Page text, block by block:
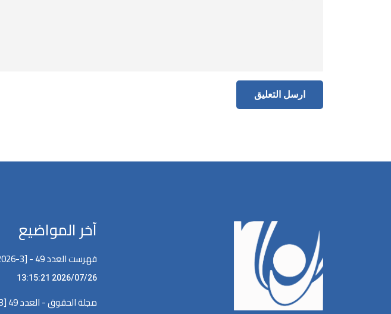
آخر المواضيع
فهرست العدد 49 - [3-2026]
2026/07/26 13:15:21
مجلة الحقوق - العدد 49 [3-2026]